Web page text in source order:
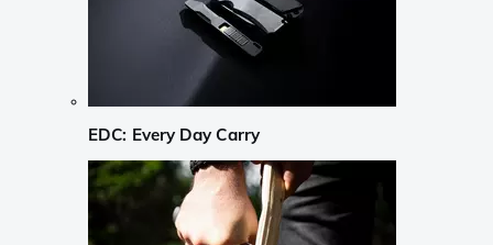
EDC: Every Day Carry